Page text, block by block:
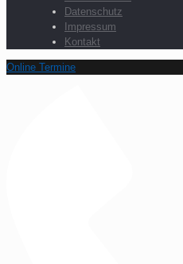
Datenschutz
Impressum
Kontakt
Online Termine